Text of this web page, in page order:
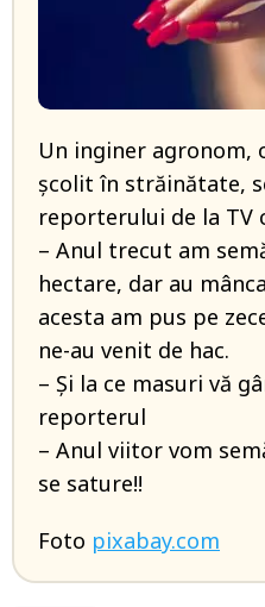
Un inginer agronom,
școlit în străinătate,
reporterului de la TV
– Anul trecut am
hectare, dar au
acesta am pus pe
ne-au venit de hac.
– Și la ce masuri vă
reporterul
– Anul viitor vom
se sature!!
Foto pixabay.com